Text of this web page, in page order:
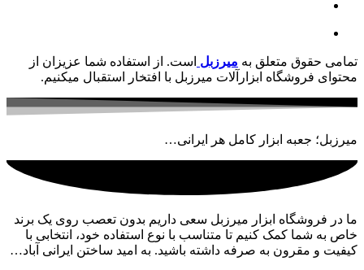
تمامی حقوق متعلق به میرزبل است. از استفاده شما عزیزان از
محتوای فروشگاه ابزارآلات میرزبل با افتخار استقبال میکنیم.
میرزبل؛ جعبه ابزار کامل هر ایرانی…
ما در فروشگاه ابزار میرزبل سعی داریم بدون تعصب روی یک برند
خاص به شما کمک کنیم تا متناسب با نوع استفاده خود، انتخابی با
کیفیت و مقرون به صرفه داشته باشید. به امید ساختن ایرانی آباد…